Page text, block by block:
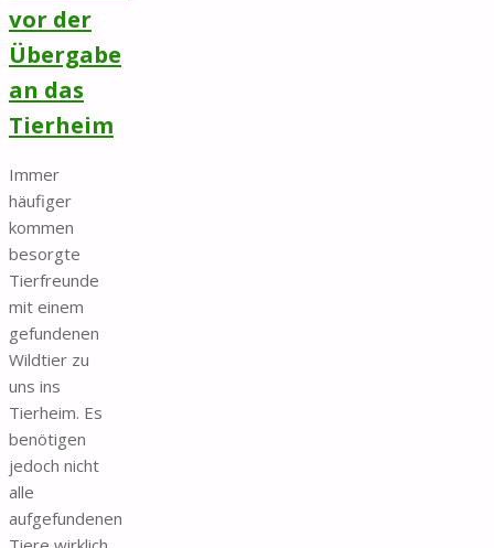
vor der
Übergabe
an das
Tierheim
Immer
häufiger
kommen
besorgte
Tierfreunde
mit einem
gefundenen
Wildtier zu
uns ins
Tierheim. Es
benötigen
jedoch nicht
alle
aufgefundenen